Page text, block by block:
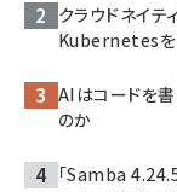
クラウドネイテ
Kubernetesを
AIはコードを書
のか
「Samba